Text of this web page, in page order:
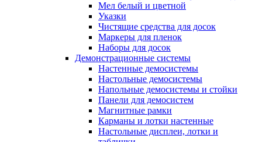
Мел белый и цветной
Указки
Чистящие средства для досок
Маркеры для пленок
Наборы для досок
Демонстрационные системы
Настенные демосистемы
Настольные демосистемы
Напольные демосистемы и стойки
Панели для демосистем
Магнитные рамки
Карманы и лотки настенные
Настольные дисплеи, лотки и